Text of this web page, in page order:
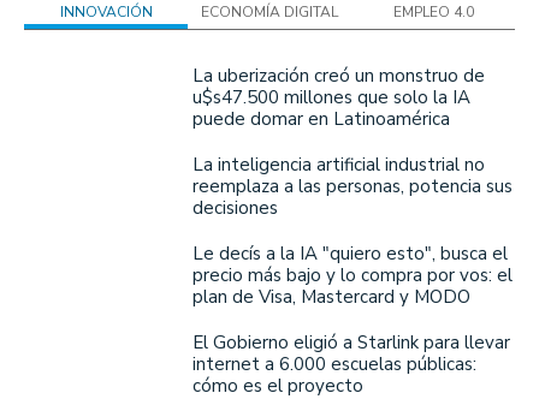
INNOVACIÓN ECONOMÍA DIGITAL EMPLEO 4.0
La uberización creó un monstruo de
u$s47.500 millones que solo la IA
puede domar en Latinoamérica
La inteligencia artificial industrial no
reemplaza a las personas, potencia sus
decisiones
Le decís a la IA "quiero esto", busca el
precio más bajo y lo compra por vos: el
plan de Visa, Mastercard y MODO
El Gobierno eligió a Starlink para llevar
internet a 6.000 escuelas públicas:
cómo es el proyecto